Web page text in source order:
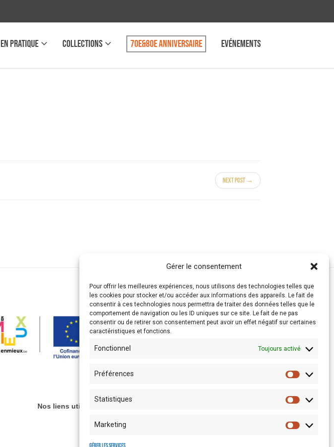
Gérer le consentement
Pour offrir les meilleures expériences, nous utilisons des technologies telles que
les cookies pour stocker et/ou accéder aux informations des appareils. Le fait de
consentir à ces technologies nous permettra de traiter des données telles que le
comportement de navigation ou les ID uniques sur ce site. Le fait de ne pas
consentir ou de retirer son consentement peut avoir un effet négatif sur certaines
caractéristiques et fonctions.
Fonctionnel Toujours activé
Préférences
Statistiques
Marketing
EN PRATIQUE COLLECTIONS 70e&80e anniversaire Evénements
Next Post →
Nos liens utiles